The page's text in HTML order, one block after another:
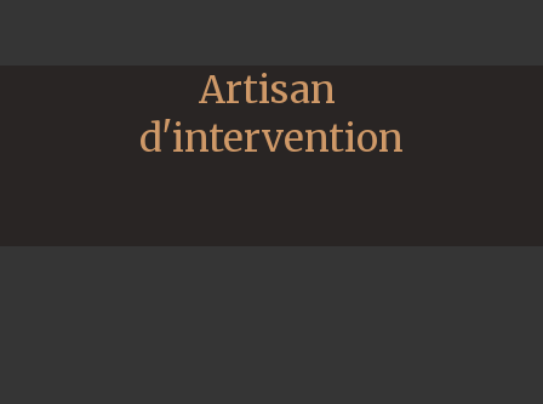
Artisan
d'intervention